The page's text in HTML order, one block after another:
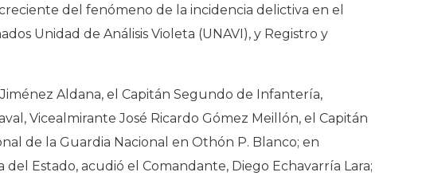
del fenómeno de la incidencia delictiva en el
Unidad de Análisis Violeta (UNAVI), y Registro y
Aldana, el Capitán Segundo de Infantería,
Vicealmirante José Ricardo Gómez Meillón, el Capitán
de la Guardia Nacional en Othón P. Blanco; en
Estado, acudió el Comandante, Diego Echavarría Lara;